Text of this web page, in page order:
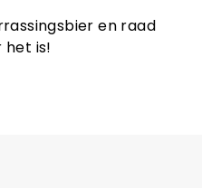
en raad
het is!